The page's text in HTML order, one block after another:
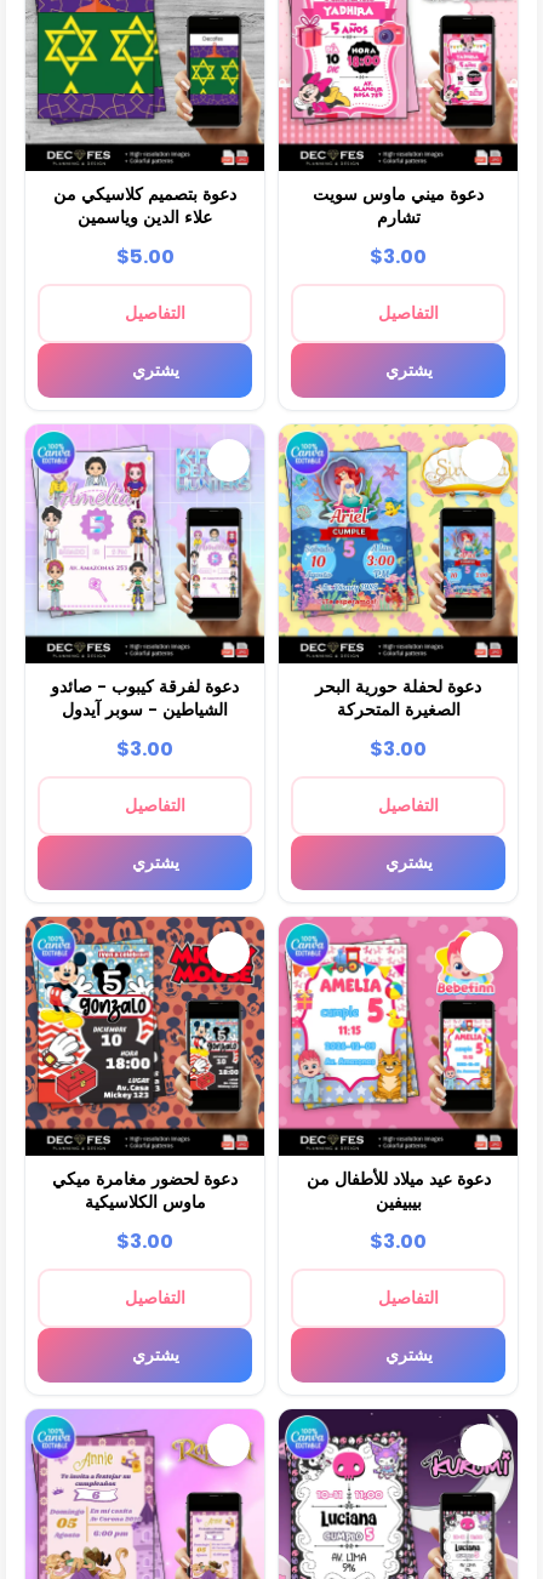
دعوة بتصميم كلاسيكي من
علاء الدين وياسمين
$5.00
التفاصيل
يشتري
دعوة ميني ماوس سويت
تشارم
$3.00
التفاصيل
يشتري
دعوة لفرقة كيبوب - صائدو
الشياطين - سوبر آيدول
$3.00
التفاصيل
يشتري
دعوة لحفلة حورية البحر
الصغيرة المتحركة
$3.00
التفاصيل
يشتري
دعوة لحضور مغامرة ميكي
ماوس الكلاسيكية
$3.00
التفاصيل
يشتري
دعوة عيد ميلاد للأطفال من
بيبيفين
$3.00
التفاصيل
يشتري